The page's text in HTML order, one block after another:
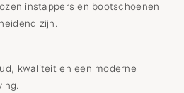
instappers en bootschoenen
zijn.
kwaliteit en een moderne